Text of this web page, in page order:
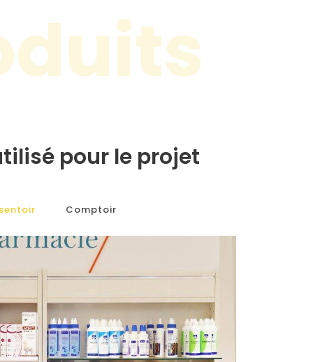
pour le projet
Comptoir